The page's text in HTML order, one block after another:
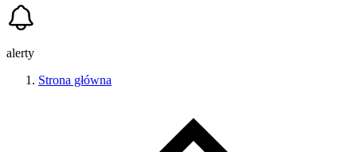
alerty
Strona główna